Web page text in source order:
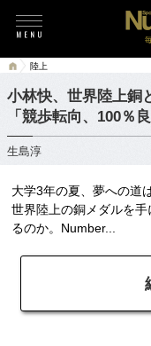
陸上
小林快、世界陸上銅
「競歩転向、100％
生島淳
大学3年の夏、夢への道
世界陸上の銅メダルを
るのか。Number...